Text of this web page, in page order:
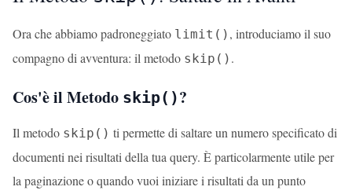
Ora che abbiamo padroneggiato limit() , introduciamo il suo
compagno di avventura: il metodo skip() .
Cos'è il Metodo skip()?
Il metodo skip() ti permette di saltare un numero specificato di
documenti nei risultati della tua query. È particolarmente utile per
la paginazione o quando vuoi iniziare i risultati da un punto